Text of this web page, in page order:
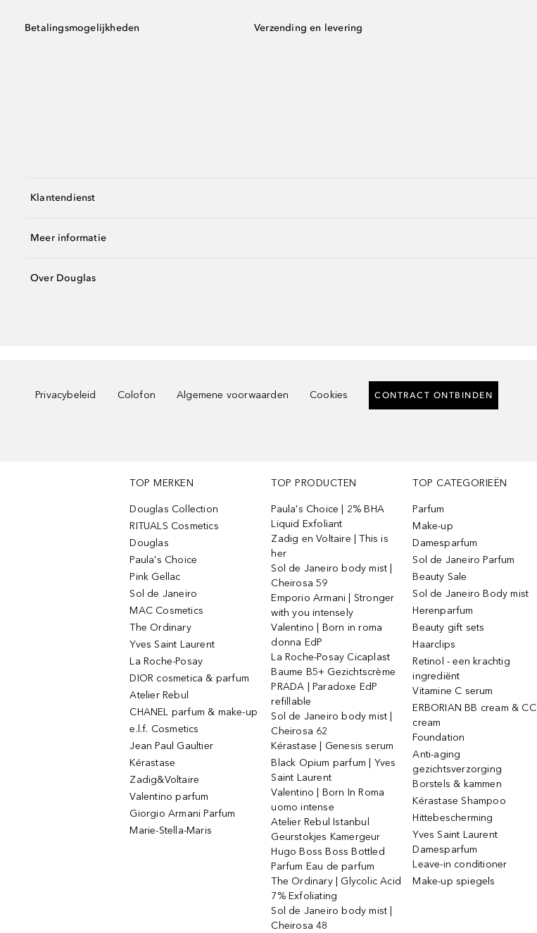
Betalingsmogelijkheden Verzending en levering
Klantendienst
Meer informatie
Over Douglas
Privacybeleid Colofon Algemene voorwaarden Cookies CONTRACT ONTBINDEN
TOP MERKEN
Douglas Collection
RITUALS Cosmetics
Douglas
Paula's Choice
Pink Gellac
Sol de Janeiro
MAC Cosmetics
The Ordinary
Yves Saint Laurent
La Roche-Posay
DIOR cosmetica & parfum
Atelier Rebul
CHANEL parfum & make-up
e.l.f. Cosmetics
Jean Paul Gaultier
Kérastase
Zadig&Voltaire
Valentino parfum
Giorgio Armani Parfum
Marie-Stella-Maris
TOP PRODUCTEN
Paula's Choice | 2% BHA
Liquid Exfoliant
Zadig en Voltaire | This is
her
Sol de Janeiro body mist |
Cheirosa 59
Emporio Armani | Stronger
with you intensely
Valentino | Born in roma
donna EdP
La Roche-Posay Cicaplast
Baume B5+ Gezichtscrème
PRADA | Paradoxe EdP
refillable
Sol de Janeiro body mist |
Cheirosa 62
Kérastase | Genesis serum
Black Opium parfum | Yves
Saint Laurent
Valentino | Born In Roma
uomo intense
Atelier Rebul Istanbul
Geurstokjes Kamergeur
Hugo Boss Boss Bottled
Parfum Eau de parfum
The Ordinary | Glycolic Acid
7% Exfoliating
Sol de Janeiro body mist |
Cheirosa 48
TOP CATEGORIEËN
Parfum
Make-up
Damesparfum
Sol de Janeiro Parfum
Beauty Sale
Sol de Janeiro Body mist
Herenparfum
Beauty gift sets
Haarclips
Retinol - een krachtig
ingrediënt
Vitamine C serum
ERBORIAN BB cream & CC
cream
Foundation
Anti-aging
gezichtsverzorging
Borstels & kammen
Kérastase Shampoo
Hittebescherming
Yves Saint Laurent
Damesparfum
Leave-in conditioner
Make-up spiegels